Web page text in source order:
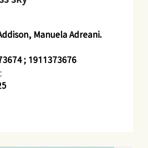
Manuela Adreani.
; 1911373676